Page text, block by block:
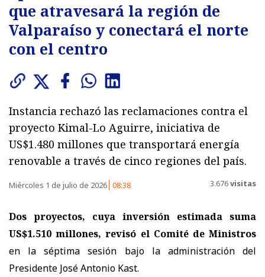
que atravesará la región de
Valparaíso y conectará el norte
con el centro
Instancia rechazó las reclamaciones contra el
proyecto Kimal-Lo Aguirre, iniciativa de
US$1.480 millones que transportará energía
renovable a través de cinco regiones del país.
Miércoles 1 de julio de 2026 08:38 3.676visitas
Dos proyectos, cuya inversión estimada suma
US$1.510 millones, revisó el Comité de Ministros
en la séptima sesión bajo la administración del
Presidente José Antonio Kast.